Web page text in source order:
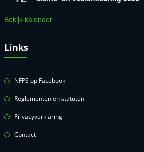
Bekijk kalender
Links
NFPS op Facebook
Reglementen en statuten
Privacyverklaring
Contact